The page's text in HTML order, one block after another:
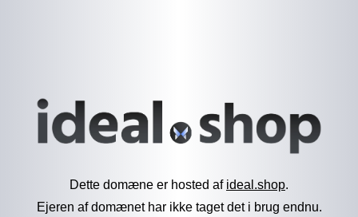
Dette domæne er hosted af ideal.shop.
Ejeren af domænet har ikke taget det i brug endnu.